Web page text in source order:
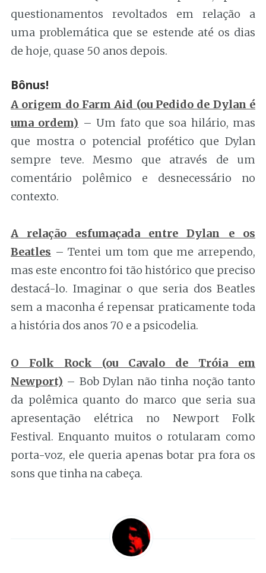
questionamentos revoltados em relação a
uma problemática que se estende até os dias
de hoje, quase 50 anos depois.
Bônus!
A origem do Farm Aid (ou Pedido de Dylan é
uma ordem) – Um fato que soa hilário, mas
que mostra o potencial profético que Dylan
sempre teve. Mesmo que através de um
comentário polêmico e desnecessário no
contexto.
A relação esfumaçada entre Dylan e os
Beatles – Tentei um tom que me arrependo,
mas este encontro foi tão histórico que preciso
destacá-lo. Imaginar o que seria dos Beatles
sem a maconha é repensar praticamente toda
a história dos anos 70 e a psicodelia.
O Folk Rock (ou Cavalo de Tróia em
Newport) – Bob Dylan não tinha noção tanto
da polêmica quanto do marco que seria sua
apresentação elétrica no Newport Folk
Festival. Enquanto muitos o rotularam como
porta-voz, ele queria apenas botar pra fora os
sons que tinha na cabeça.